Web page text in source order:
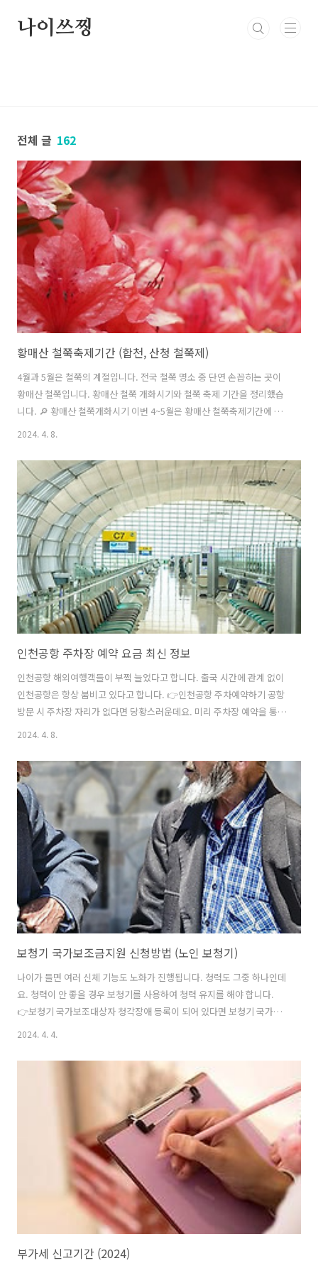
나이쓰찡
전체 글 162
황매산 철쭉축제기간 (합천, 산청 철쭉제)
4월과 5월은 철쭉의 계절입니다. 전국 철쭉 명소 중 단연 손꼽히는 곳이
황매산 철쭉입니다. 황매산 철쭉 개화시기와 철쭉 축제 기간을 정리했습
니다. 🔎 황매산 철쭉개화시기 이번 4~5월은 황매산 철쭉축제기간에 맞
춰 여행, 등산을 가보시길 바랍니다. 황매산 철쭉축제기간 경남 황매산
보이는 철쭉이 그야말로 장관을 이룹니다. 황매산 철쭉은 워낙 유명하여
매년 철쭉개화시기에 많은 등산객이 찾는 곳입니다. 📌 황매산 철쭉 개화
현황 황매산은 경남 합천과 산청에서 모두 등산할 수 있습니다. 두 지역
모두 비슷한 시기에 철쭉축제를 진행하는데요. 올해 2024년 황매산 철쭉
축제기간은 언제인지 자세히 알아보겠습니다. 1) 합천 황매산 철쭉축제
✅합천..
2024. 4. 8.
인천공항 주차장 예약 요금 최신 정보
인천공항 해외여행객들이 부쩍 늘었다고 합니다. 출국 시간에 관계 없이
인천공항은 항상 붐비고 있다고 합니다. 👉인천공항 주차예약하기 공항
방문 시 주차장 자리가 없다면 당황스러운데요. 미리 주차장 예약을 통해
마음 편히 인천공항을 이용하는 방법을 알려드리고자 합니다. 1. 인천공
있습니다. 잠깐 인천공항을 방문할 예정이라면 지정된 단기 주차장을 이
용해야 합니다. 여행을 위해 3일 이상 오래 인천공항 주차장을 이용한다
면 보증금만 지불하면 되는 주차장 예약 서비스를 이용하는 것이 좋습니
다. 인천공항 주차장 예약은 미리 온라인 홈페이지에서 할 수 있습니다.
✅인천공항 주차 홈페이지 1) 온라인 주차 예약 방법 인천공항 홈페이지
접속 후 ..
2024. 4. 8.
보청기 국가보조금지원 신청방법 (노인 보청기)
나이가 들면 여러 신체 기능도 노화가 진행됩니다. 청력도 그중 하나인데
요. 청력이 안 좋을 경우 보청기를 사용하여 청력 유지를 해야 합니다.
👉보청기 국가보조대상자 청각장애 등록이 되어 있다면 보청기 국가보
조금지원 신청이 가능합니다. 아래 글에서 보청기 국가보조금지원 신청
은 대표적인 노화 현상 중 하나입니다. 많은 노인 분들의 청력 약화로 생
활에 어려움을 느끼고 있습니다. 하지만 현재까지는 노인층, 연령에 따른
보청기 국가보조금지원은 시행되고 있지 않습니다. 현재 보청기 국가보
조금지원 대상자가 되려면 청각장애 등록이 되어 있어야 합니다. 👉파킨
슨병 장애등급 1) 국가보조 대상자 기준 19세 이상은 청각장애 등록이 되
어 있어야 보청이 국가..
2024. 4. 4.
부가세 신고기간 (2024)